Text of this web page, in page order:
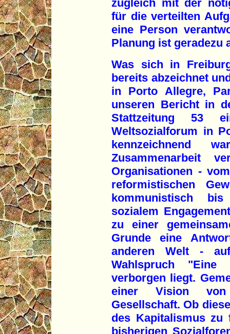
zugleich mit der
für die verteilten
eine Person
Planung ist geradezu
Was sich in
bereits abzeichnet
in Porto Allegre,
unseren Bericht in
Stattzeitung 53
Weltsozialforum in
kennzeichnend
Zusammenarbeit
Organisationen -
reformistischen
kommunistisch
sozialem
zu einer
Grunde eine
anderen Welt -
Wahlspruch
verborgen liegt.
einer Vision von
Gesellschaft. Ob
des Kapitalismus
bisherigen